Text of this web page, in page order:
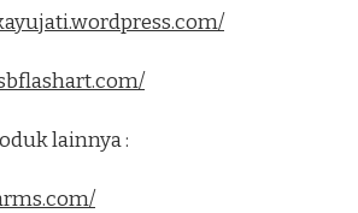
lainnya :